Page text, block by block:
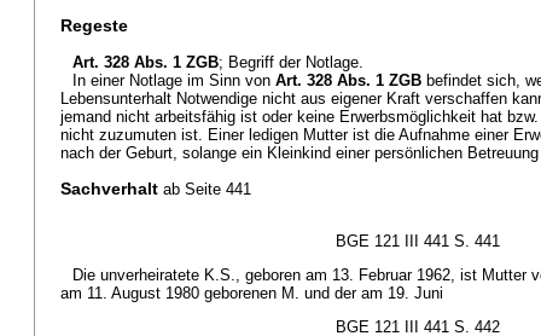
Regeste
Art. 328 Abs. 1 ZGB; Begriff der Notlage.
In einer Notlage im Sinn von Art. 328 Abs. 1 ZGB befindet sich,
Lebensunterhalt Notwendige nicht aus eigener Kraft verschaffen
jemand nicht arbeitsfähig ist oder keine Erwerbsmöglichkeit hat
nicht zuzumuten ist. Einer ledigen Mutter ist die Aufnahme einer
nach der Geburt, solange ein Kleinkind einer persönlichen
Sachverhalt ab Seite 441
BGE 121 III 441 S. 441
Die unverheiratete K.S., geboren am 13. Februar 1962, ist Mutter
am 11. August 1980 geborenen M. und der am 19. Juni
BGE 121 III 441 S. 442